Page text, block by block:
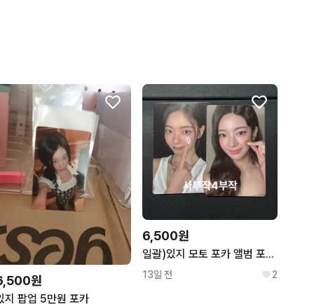
원
지 팝업 5만원 포카
6,500원
일괄)있지 모토 포카 앨범 포카 리아 셀피 포토카드
13일 전 2